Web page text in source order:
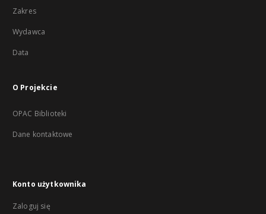
Zakres
Wydawca
Data
O Projekcie
OPAC Biblioteki
Dane kontaktowe
Konto użytkownika
Zaloguj się